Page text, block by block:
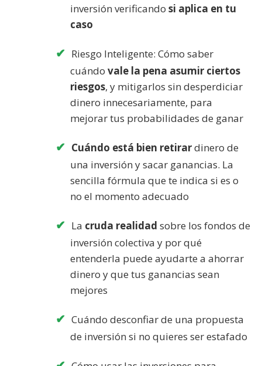
inversión verificando si aplica en tu
caso
Riesgo Inteligente: Cómo saber
cuándo vale la pena asumir ciertos
riesgos, y mitigarlos sin desperdiciar
dinero innecesariamente, para
mejorar tus probabilidades de ganar
Cuándo está bien retirardinero de
una inversión y sacar ganancias. La
sencilla fórmula que te indica si es o
no el momento adecuado
La cruda realidad sobre los fondos de
inversión colectiva y por qué
entenderla puede ayudarte a ahorrar
dinero y que tus ganancias sean
mejores
Cuándo desconfiar de una propuesta
de inversión si no quieres ser estafado